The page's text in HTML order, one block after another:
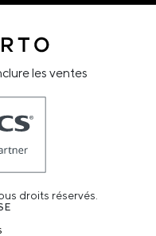
les ventes
droits réservés.